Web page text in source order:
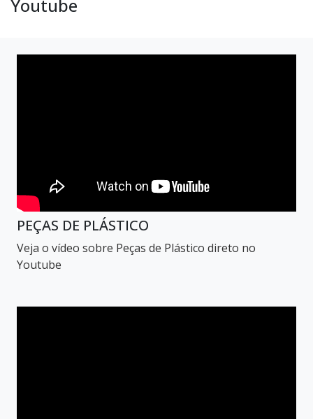
Youtube
PEÇAS DE PLÁSTICO
Veja o vídeo sobre Peças de Plástico direto no
Youtube